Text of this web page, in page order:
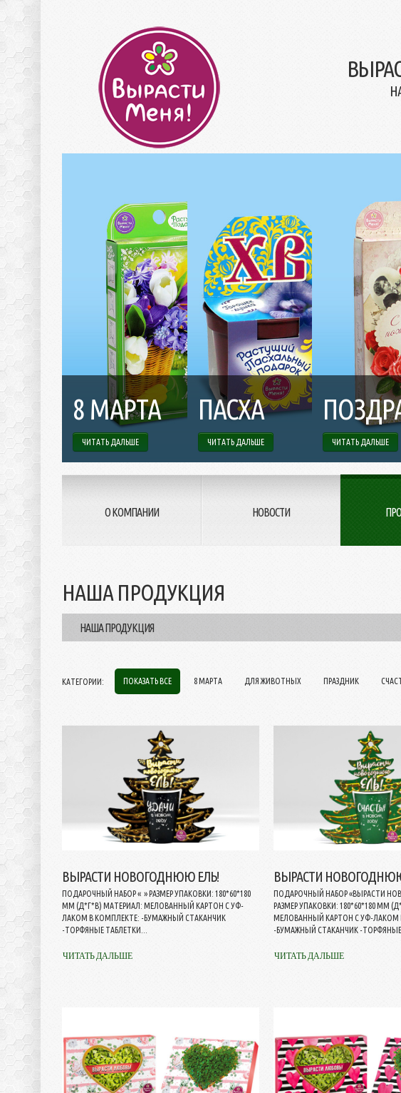
8 МАРТА
ЧИТАТЬ ДАЛЬШЕ
ПАСХА
ЧИТАТЬ ДАЛЬШЕ ЧИТАТЬ ДАЛЬШЕ
О КОМПАНИИ НОВОСТИ
НАША ПРОДУКЦИЯ
НАША ПРОДУКЦИЯ
КАТЕГОРИИ: ПОКАЗАТЬ ВСЕ 8 МАРТА ДЛЯ ЖИВОТНЫХ ПРАЗДНИК
ВЫРАСТИ НОВОГОДНЮЮ ЕЛЬ!
ПОДАРОЧНЫЙ НАБОР « » РАЗМЕР УПАКОВКИ: 180*60*180
ММ (Д*Г*В) МАТЕРИАЛ: МЕЛОВАННЫЙ КАРТОН С УФ-
ЛАКОМ В КОМПЛЕКТЕ: -БУМАЖНЫЙ СТАКАНЧИК
-ТОРФЯНЫЕ ТАБЛЕТКИ...
ЧИТАТЬ ДАЛЬШЕ
ВЫРАСТИ
ПОДАРОЧНЫЙ НАБОР «ВЫРАСТИ
РАЗМЕР УПАКОВКИ: 180*60*180 ММ
МЕЛОВАННЫЙ КАРТОН С УФ-ЛАКОМ
-БУМАЖНЫЙ СТАКАНЧИК -
ЧИТАТЬ ДАЛЬШЕ